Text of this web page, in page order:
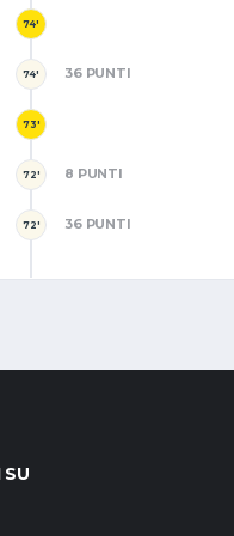
74'
74' 36 PUNTI
73'
72' 8 PUNTI
72' 36 PUNTI
SU